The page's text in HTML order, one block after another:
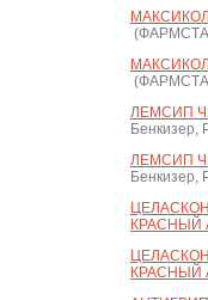
ЛЕМСИП
ЛЕМСИП
КРАСНЫЙ
КРАСНЫЙ